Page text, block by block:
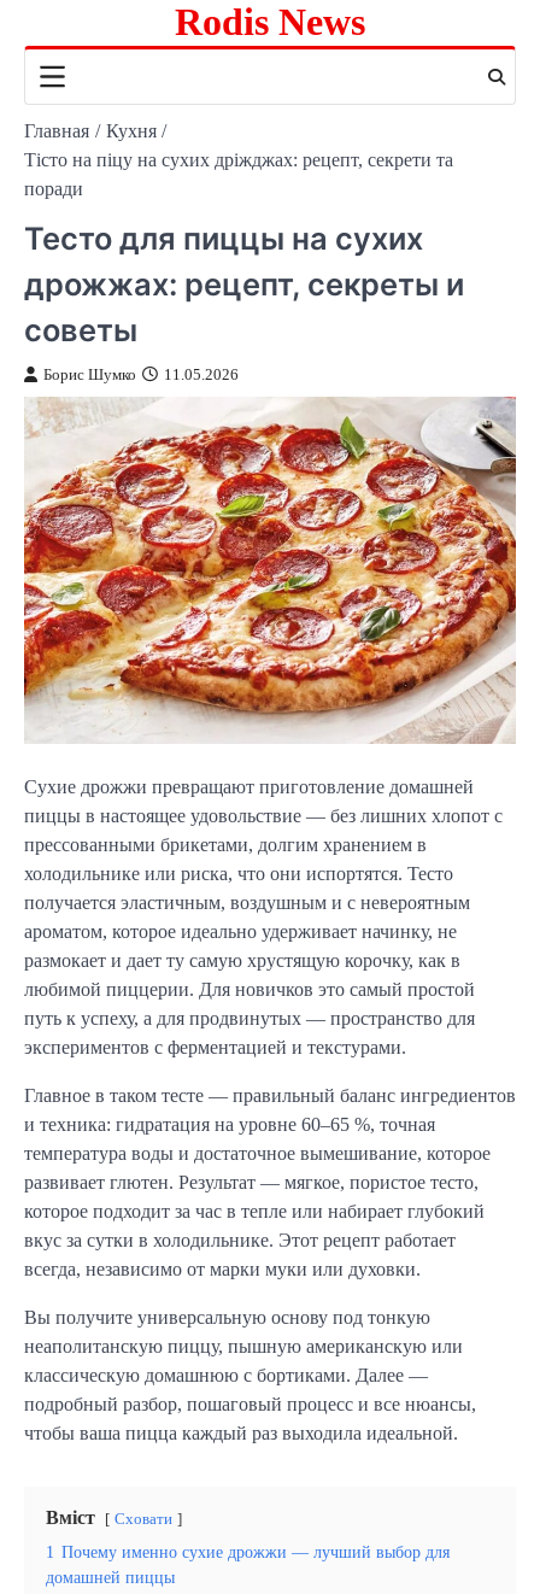
содержимому
Rodis News
Главная
Кухня
Тісто на піцу на сухих дріжджах: рецепт, секрети та
поради
Тесто для пиццы на сухих
дрожжах: рецепт, секреты и
советы
Борис Шумко 11.05.2026
Сухие дрожжи превращают приготовление домашней
пиццы в настоящее удовольствие — без лишних хлопот с
прессованными брикетами, долгим хранением в
холодильнике или риска, что они испортятся. Тесто
получается эластичным, воздушным и с невероятным
ароматом, которое идеально удерживает начинку, не
размокает и дает ту самую хрустящую корочку, как в
любимой пиццерии. Для новичков это самый простой
путь к успеху, а для продвинутых — пространство для
экспериментов с ферментацией и текстурами.
Главное в таком тесте — правильный баланс ингредиентов
и техника: гидратация на уровне 60–65 %, точная
температура воды и достаточное вымешивание, которое
развивает глютен. Результат — мягкое, пористое тесто,
которое подходит за час в тепле или набирает глубокий
вкус за сутки в холодильнике. Этот рецепт работает
всегда, независимо от марки муки или духовки.
Вы получите универсальную основу под тонкую
неаполитанскую пиццу, пышную американскую или
классическую домашнюю с бортиками. Далее —
подробный разбор, пошаговый процесс и все нюансы,
чтобы ваша пицца каждый раз выходила идеальной.
Вміст Сховати
1 Почему именно сухие дрожжи — лучший выбор для
домашней пиццы